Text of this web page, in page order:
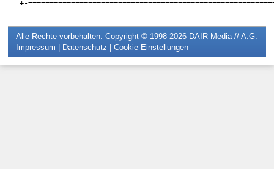
Alle Rechte vorbehalten. Copyright © 1998-2026 DAIR Media // A.G.
Impressum | Datenschutz | Cookie-Einstellungen